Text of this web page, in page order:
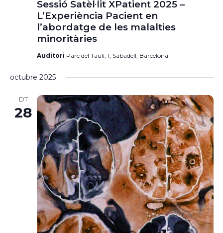
Sessió Satèl·lit XPatient 2025 –
L’Experiència Pacient en
l’abordatge de les malalties
minoritàries
Auditori Parc del Taulí, 1, Sabadell, Barcelona
octubre 2025
DT
28